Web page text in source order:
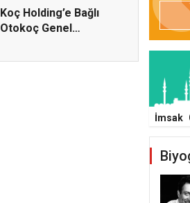
Koç Holding’e Bağlı
Otokoç Genel
İmsak